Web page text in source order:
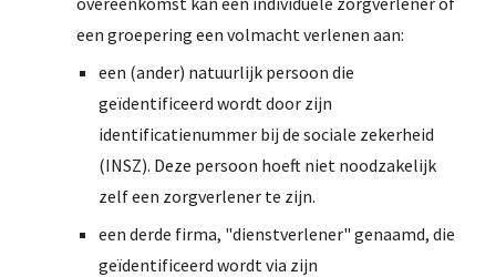
een groepering een volmacht verlenen aan:
een (ander) natuurlijk persoon die
geïdentificeerd wordt door zijn
identificatienummer bij de sociale zekerheid
(INSZ). Deze persoon hoeft niet noodzakelijk
zelf een zorgverlener te zijn.
een derde firma, "dienstverlener" genaamd, die
geïdentificeerd wordt via zijn